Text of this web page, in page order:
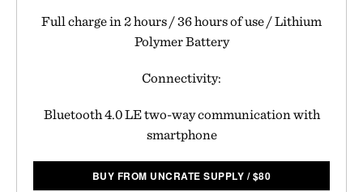
Full charge in 2 hours / 36 hours of use / Lithium
Polymer Battery
Connectivity:
Bluetooth 4.0 LE two-way communication with
smartphone
BUY FROM UNCRATE SUPPLY /$80